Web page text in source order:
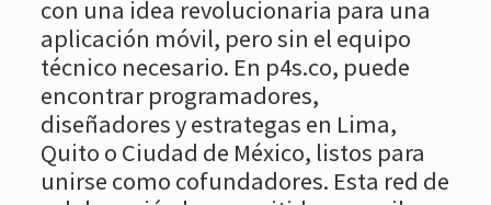
con una idea revolucionaria para una
aplicación móvil, pero sin el equipo
técnico necesario. En p4s.co, puede
encontrar programadores,
diseñadores y estrategas en Lima,
Quito o Ciudad de México, listos para
unirse como cofundadores. Esta red de